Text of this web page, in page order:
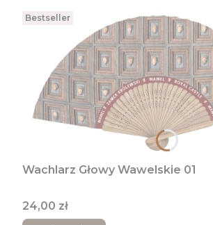
Bestseller
Wachlarz Głowy Wawelskie 01
Cena
24,00 zł